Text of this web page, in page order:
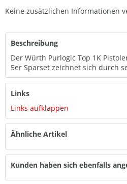
Keine zusätzlichen Informationen
Beschreibung
Der Würth Purlogic Top 1K
5er Sparset zeichnet sich durch
Links
Links aufklappen
Ähnliche Artikel
Kunden haben sich ebenfalls